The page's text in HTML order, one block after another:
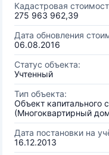
Кадастровая
275 963 962,39
Дата обновления
06.08.2016
Статус объекта:
Учтенный
Тип объекта:
Объект капитального
(Многоквартирный
Дата постановки на
16.12.2013